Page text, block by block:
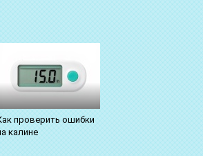
проверить ошибки
калине